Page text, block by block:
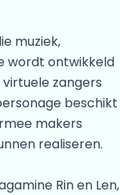
muziek,
wordt ontwikkeld
zangers
beschikt
makers
realiseren.
Rin en Len,